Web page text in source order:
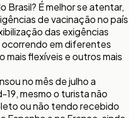
Brasil? É melhor se atentar,
de vacinação no país
das exigências
ocorrendo em diferentes
mais flexíveis e outros mais
no mês de julho a
mesmo o turista não
ou não tendo recebido